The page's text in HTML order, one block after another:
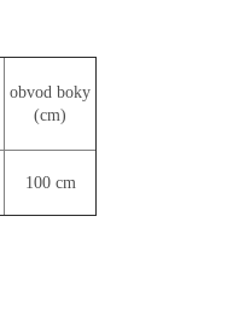
obvod boky
(cm)
100 cm